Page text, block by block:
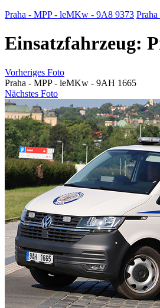
Praha - MPP - leMKw - 9A8 9373
Einsatzfahrzeug:
Vorheriges Foto
Praha - MPP - leMKw - 9AH 1665
Nächstes Foto